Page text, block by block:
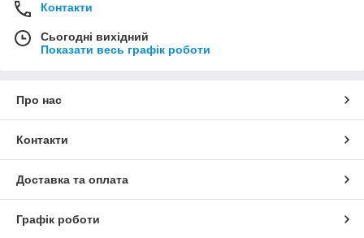
Контакти
Сьогодні вихідний
Показати весь графік роботи
Про нас
Контакти
Доставка та оплата
Графік роботи